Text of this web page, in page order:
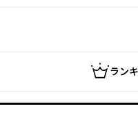
ラン